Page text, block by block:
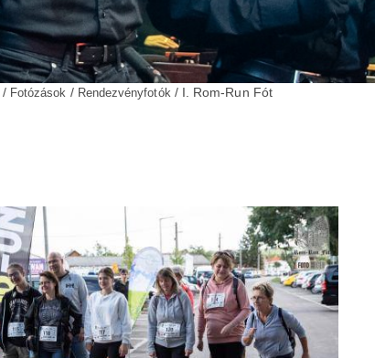
/ Fotózások / Rendezvényfotók / I. Rom-Run Fót